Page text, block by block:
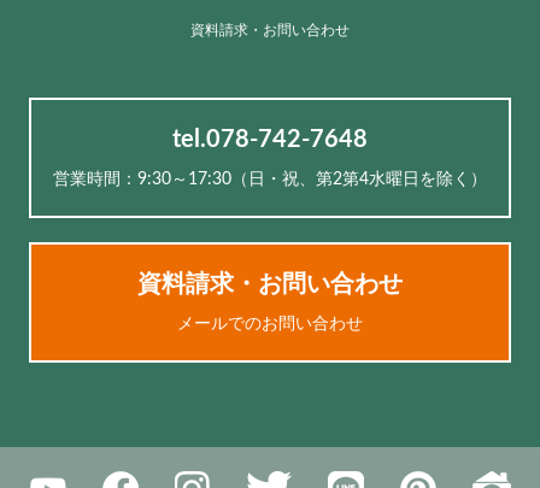
資料請求・お問い合わせ
tel.078-742-7648
営業時間：9:30～17:30（⽇・祝、第2第4水曜日を除く）
資料請求・お問い合わせ
メールでのお問い合わせ